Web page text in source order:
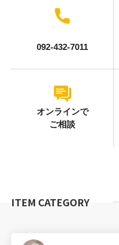
092-432-7011
オンラインで
ご相談
ITEM CATEGORY